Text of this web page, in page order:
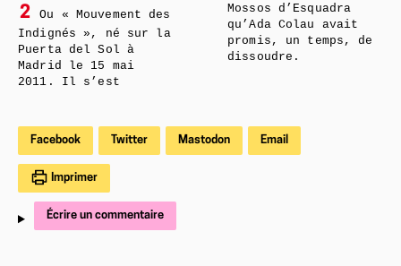
2
Ou « Mouvement des
Indignés », né sur la
Puerta del Sol à
Madrid le 15 mai
2011. Il s’est
Mossos d’Esquadra
qu’Ada Colau avait
promis, un temps, de
dissoudre.
Facebook Twitter Mastodon Email
Imprimer
Écrire un commentaire